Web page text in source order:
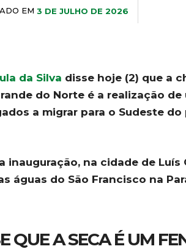
EM 3 DE JULHO DE 2026
da Silva disse hoje (2) que a
do Norte é a realização
a migrar para o Sudeste do
na cidade de Luís
águas do São Francisco na
QUE A SECA É UM